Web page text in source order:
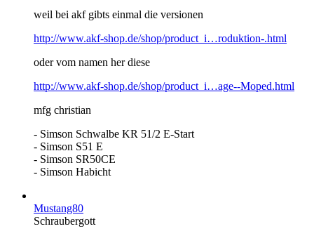
weil bei akf gibts einmal die versionen
http://www.akf-shop.de/shop/product_i…roduktion-.html
oder vom namen her diese
http://www.akf-shop.de/shop/product_i…age--Moped.html
mfg christian
- Simson Schwalbe KR 51/2 E-Start
- Simson S51 E
- Simson SR50CE
- Simson Habicht
Mustang80
Schraubergott